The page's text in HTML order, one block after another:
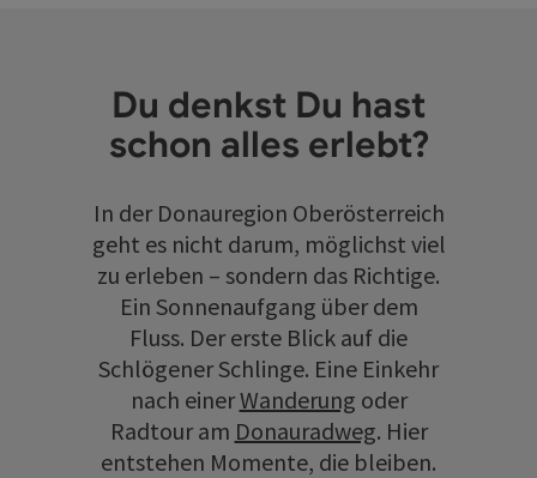
Du denkst Du hast
schon alles erlebt?
In der Donauregion Oberösterreich
geht es nicht darum, möglichst viel
zu erleben – sondern das Richtige.
Ein Sonnenaufgang über dem
Fluss. Der erste Blick auf die
Schlögener Schlinge. Eine Einkehr
nach einerWanderung oder
Radtour am Donauradweg. Hier
entstehen Momente, die bleiben.